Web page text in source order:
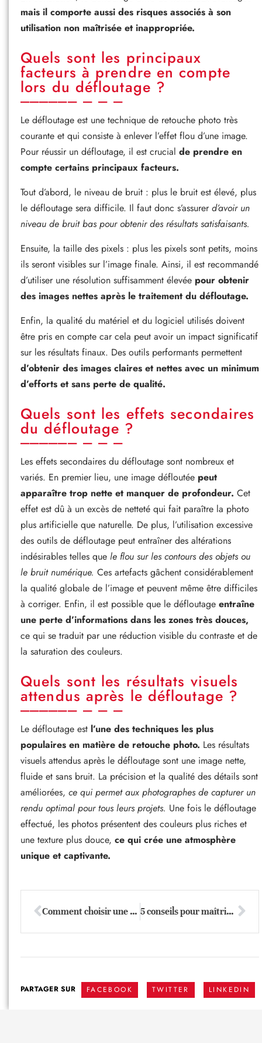
mais il comporte aussi des risques associés à son
utilisation non maîtrisée et inappropriée.
Quels sont les principaux
facteurs à prendre en compte
lors du défloutage ?
Le défloutage est une technique de retouche photo très
courante et qui consiste à enlever l’effet flou d’une image.
Pour réussir un défloutage, il est crucial de prendre en
compte certains principaux facteurs.
Tout d’abord, le niveau de bruit : plus le bruit est élevé, plus
le défloutage sera difficile. Il faut donc s’assurerd’avoir un
niveau de bruit bas pour obtenir des résultats satisfaisants.
Ensuite, la taille des pixels : plus les pixels sont petits, moins
ils seront visibles sur l’image finale. Ainsi, il est recommandé
d’utiliser une résolution suffisamment élevée pour obtenir
des images nettes après le traitement du défloutage.
Enfin, la qualité du matériel et du logiciel utilisés doivent
être pris en compte car cela peut avoir un impact significatif
sur les résultats finaux. Des outils performants permettent
d’obtenir des images claires et nettes avec un minimum
d’efforts et sans perte de qualité.
Quels sont les effets secondaires
du défloutage ?
Les effets secondaires du défloutage sont nombreux et
variés. En premier lieu, une image défloutée peut
apparaître trop nette et manquer de profondeur. Cet
effet est dû à un excès de netteté qui fait paraître la photo
plus artificielle que naturelle. De plus, l’utilisation excessive
des outils de défloutage peut entraîner des altérations
indésirables telles que le flou sur les contours des objets ou
le bruit numérique. Ces artefacts gâchent considérablement
la qualité globale de l’image et peuvent même être difficiles
à corriger. Enfin, il est possible que le défloutage entraîne
une perte d’informations dans les zones très douces,
ce qui se traduit par une réduction visible du contraste et de
la saturation des couleurs.
Quels sont les résultats visuels
attendus après le défloutage ?
Le défloutage est l’une des techniques les plus
populaires en matière de retouche photo. Les résultats
visuels attendus après le défloutage sont une image nette,
fluide et sans bruit. La précision et la qualité des détails sont
améliorées, ce qui permet aux photographes de capturer un
rendu optimal pour tous leurs projets. Une fois le défloutage
effectué, les photos présentent des couleurs plus riches et
une texture plus douce, ce qui crée une atmosphère
unique et captivante.
Comment choisir une appli retouche photo ? 5 conseils pour maîtriser l’art d’immortaliser l’émotion dans la photo de famille
PARTAGER SUR FACEBOOK TWITTER LINKEDIN